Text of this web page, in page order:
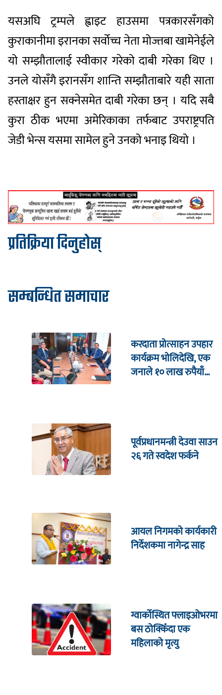
यसअघि ट्रम्पले ह्वाइट हाउसमा पत्रकारसँगको
कुराकानीमा इरानका सर्वोच्च नेता मोज्तबा खामेनेईले
यो सम्झौतालाई स्वीकार गरेको दाबी गरेका थिए ।
उनले योसँगै इरानसँग शान्ति सम्झौताबारे यही साता
हस्ताक्षर हुन सक्नेसमेत दाबी गरेका छन् । यदि सबै
कुरा ठीक भएमा अमेरिकाका तर्फबाट उपराष्ट्रपति
जेडी भेन्स यसमा सामेल हुने उनको भनाइ थियो ।
प्रतिक्रिया दिनुहोस्
सम्बन्धित समाचार
करदाता प्रोत्साहन उपहार
कार्यक्रम भाेलिदेखि, एक
जनाले १० लाख रुपैयाँ
पूर्वप्रधानमन्त्री देउवा साउन
२६ गते स्वदेश फर्कने
आयल निगमको कार्यकारी
निर्देशकमा नागेन्द्र साह
ग्वार्कोस्थित फ्लाइओभरमा
बस ठोक्किँदा एक
महिलाको मृत्यु